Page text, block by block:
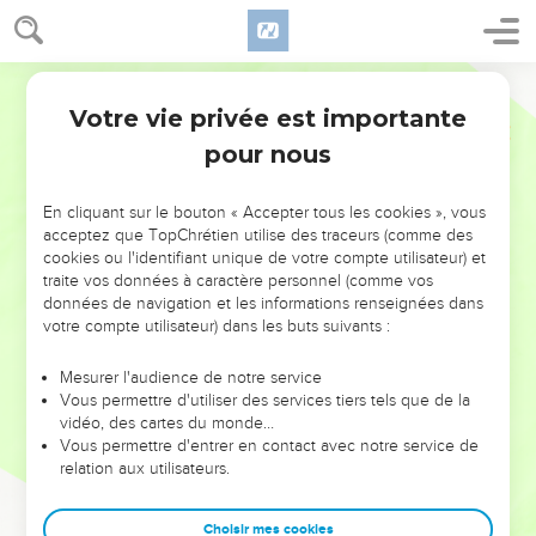
NE MANQUEZ PAS L’ÉVÉNEMENT
DE L’ANNÉE !
ET SI LEURS ERREURS POUVAIENT VOUS ÉVITER LES
VOTRES ?
leur foi ou leur vision. Mais on voit moins les doutes, les erreurs
et les saisons difficiles qu'ils ont traversés, alors même que ce
sont elles qui les ont façonnés.
Dans cette conférence, leaders, entrepreneurs, et responsables
clés pour avancer avec plus de sagesse afin que leurs erreurs
Votre vie privée est importante
pour nous
En cliquant sur le bouton « Accepter tous les cookies », vous
acceptez que TopChrétien utilise des traceurs (comme des
cookies ou l'identifiant unique de votre compte utilisateur) et
traite vos données à caractère personnel (comme vos
données de navigation et les informations renseignées dans
votre compte utilisateur) dans les buts suivants :
Mesurer l'audience de notre service
Vous permettre d'utiliser des services tiers tels que de la
vidéo, des cartes du monde…
Vous permettre d'entrer en contact avec notre service de
relation aux utilisateurs.
Choisir mes cookies